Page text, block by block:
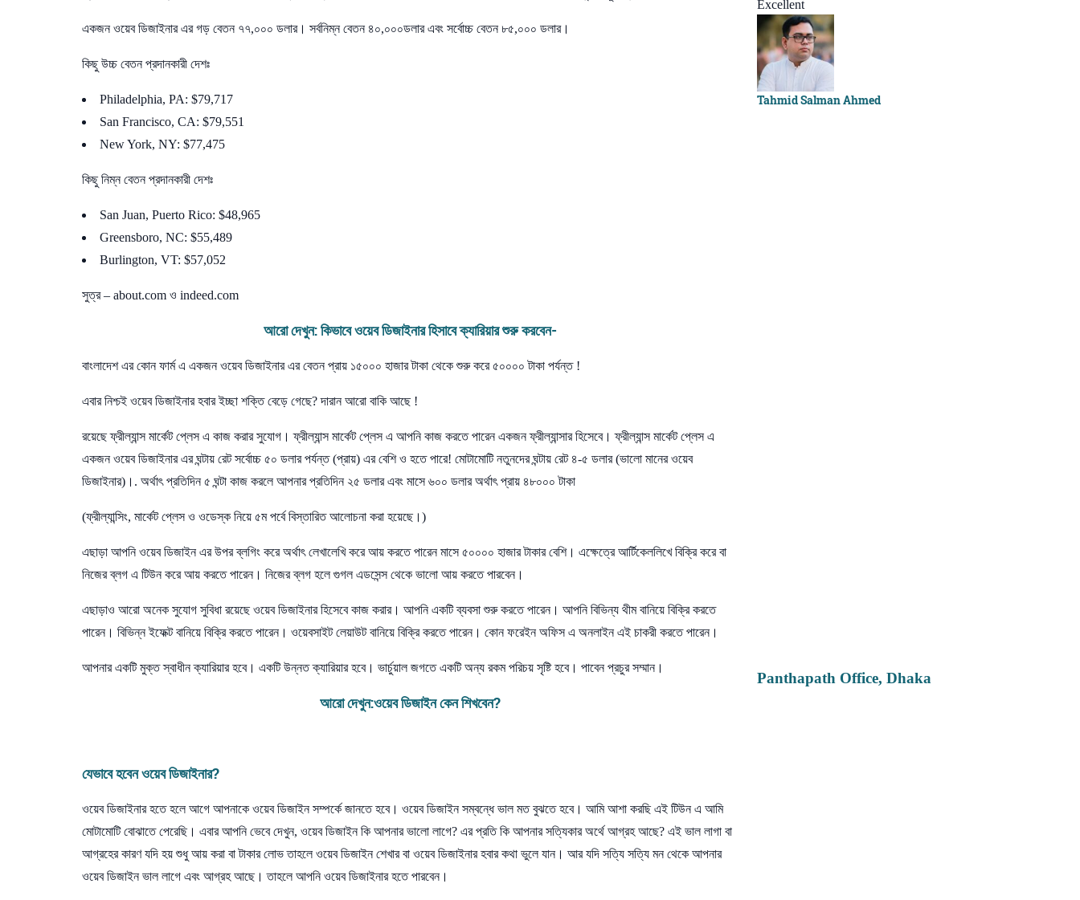
একজন ওয়েব ডিজাইনার এর গড় বেতন ৭৭,০০০ ডলার। সর্বনিম্ন বেতন ৪০,০০০ডলার এবং সর্বোচ্চ বেতন ৮৫,০০০ ডলার।
কিছু উচ্চ বেতন প্রদানকারী দেশঃ
Philadelphia, PA: $79,717
San Francisco, CA: $79,551
New York, NY: $77,475
কিছু নিম্ন বেতন প্রদানকারী দেশঃ
San Juan, Puerto Rico: $48,965
Greensboro, NC: $55,489
Burlington, VT: $57,052
সুত্র – about.com ও indeed.com
আরো দেখুন:কিভাবে ওয়েব ডিজাইনার হিসাবে ক্যারিয়ার শুরু করবেন-
বাংলাদেশ এর কোন ফার্ম এ একজন ওয়েব ডিজাইনার এর বেতন প্রায় ১৫০০০ হাজার টাকা থেকে শুরু করে ৫০০০০ টাকা পর্যন্ত !
এবার নিশ্চই ওয়েব ডিজাইনার হবার ইচ্ছা শক্তি বেড়ে গেছে? দারান আরো বাকি আছে !
রয়েছে ফ্রীল্যান্স মার্কেট প্লেস এ কাজ করার সুযোগ। ফ্রীল্যান্স মার্কেট প্লেস এ আপনি কাজ করতে পারেন একজন ফ্রীল্যান্সার হিসেবে। ফ্রীল্যান্স মার্কেট প্লেস এ
একজন ওয়েব ডিজাইনার এর ঘন্টায় রেট সর্বোচ্চ ৫০ ডলার পর্যন্ত (প্রায়) এর বেশি ও হতে পারে! মোটামোটি নতুনদের ঘন্টায় রেট ৪-৫ ডলার (ভালো মানের ওয়েব
ডিজাইনার)।. অর্থাৎ প্রতিদিন ৫ ঘন্টা কাজ করলে আপনার প্রতিদিন ২৫ ডলার এবং মাসে ৬০০ ডলার অর্থাৎ প্রায় ৪৮০০০ টাকা
(ফ্রীল্যান্সিং, মার্কেট প্লেস ও ওডেস্ক নিয়ে ৫ম পর্বে বিস্তারিত আলোচনা করা হয়েছে।)
এছাড়া আপনি ওয়েব ডিজাইন এর উপর ব্লগিং করে অর্থাৎ লেখালেখি করে আয় করতে পারেন মাসে ৫০০০০ হাজার টাকার বেশি। এক্ষেত্রে আর্টিকেললিখে বিক্রি করে বা
নিজের ব্লগ এ টিউন করে আয় করতে পারেন। নিজের ব্লগ হলে গুগল এডসেন্স থেকে ভালো আয় করতে পারবেন।
এছাড়াও আরো অনেক সুযোগ সুবিধা রয়েছে ওয়েব ডিজাইনার হিসেবে কাজ করার। আপনি একটি ব্যবসা শুরু করতে পারেন। আপনি বিভিন্য থীম বানিয়ে বিক্রি করতে
পারেন। বিভিন্ন ইফেক্ট বানিয়ে বিক্রি করতে পারেন। ওয়েবসাইট লেয়াউট বানিয়ে বিক্রি করতে পারেন। কোন ফরেইন অফিস এ অনলাইন এই চাকরী করতে পারেন।
আপনার একটি মুক্ত স্বাধীন ক্যারিয়ার হবে। একটি উন্নত ক্যারিয়ার হবে। ভার্চুয়াল জগতে একটি অন্য রকম পরিচয় সৃষ্টি হবে। পাবেন প্রচুর সম্মান।
আরো দেখুন:ওয়েব ডিজাইন কেন শিখবেন?
যেভাবেহবেনওয়েবডিজাইনার?
ওয়েব ডিজাইনার হতে হলে আগে আপনাকে ওয়েব ডিজাইন সম্পর্কে জানতে হবে। ওয়েব ডিজাইন সম্বন্ধে ভাল মত বুঝতে হবে। আমি আশা করছি এই টিউন এ আমি
মোটামোটি বোঝাতে পেরেছি। এবার আপনি ভেবে দেখুন, ওয়েব ডিজাইন কি আপনার ভালো লাগে? এর প্রতি কি আপনার সত্যিকার অর্থে আগ্রহ আছে? এই ভাল লাগা বা
আগ্রহের কারণ যদি হয় শুধু আয় করা বা টাকার লোভ তাহলে ওয়েব ডিজাইন শেখার বা ওয়েব ডিজাইনার হবার কথা ভুলে যান। আর যদি সত্যি সত্যি মন থেকে আপনার
ওয়েব ডিজাইন ভাল লাগে এবং আগ্রহ আছে। তাহলে আপনি ওয়েব ডিজাইনার হতে পারবেন।
Excellent
Tahmid Salman Ahmed
Panthapath Office, Dhaka